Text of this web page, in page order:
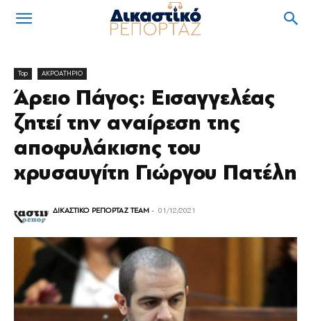
Top ΑΚΡΟΑΤΗΡΙΟ
Άρειο Πάγος: Εισαγγελέας
ζητεί την αναίρεση της
αποφυλάκισης του
χρυσαυγίτη Γιώργου Πατέλη
ΔΙΚΑΣΤΙΚΟ ΡΕΠΟΡΤΑΖ TEAM - 01/12/2021